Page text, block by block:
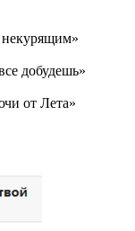
добудешь»
от Лета»